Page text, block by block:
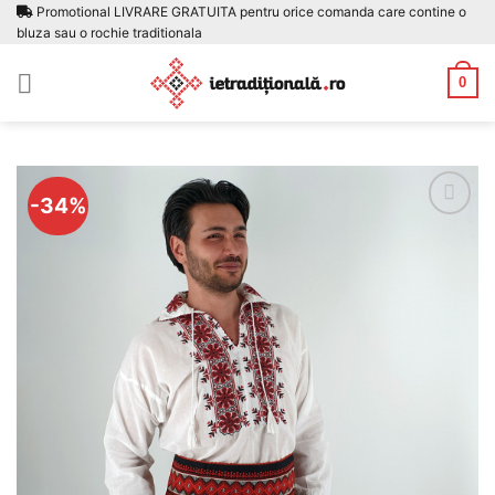
Skip Promotional LIVRARE GRATUITA pentru orice comanda care contine o
bluza sau o rochie traditionala
0
-34%